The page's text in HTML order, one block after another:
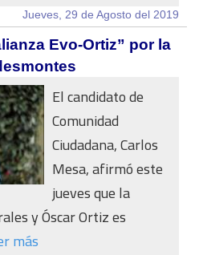
Jueves, 29 de Agosto del 2019
Evo-Ortiz” por la
El candidato de
Comunidad
Ciudadana, Carlos
Mesa, afirmó este
jueves que la
y Óscar Ortiz es
más